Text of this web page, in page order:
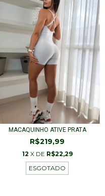
MACAQUINHO ATIVE PRATA
R$219,99
12 X DE R$22,29
ESGOTADO